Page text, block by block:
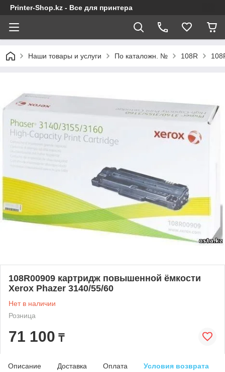
Printer-Shop.kz - Все для принтера
Наши товары и услуги По каталожн. № 108R
108R00909 картридж повышенной ёмкости
Xerox Phazer 3140/55/60
Нет в наличии
Розница
71 100 ₸
Описание Доставка Оплата Условия возврата